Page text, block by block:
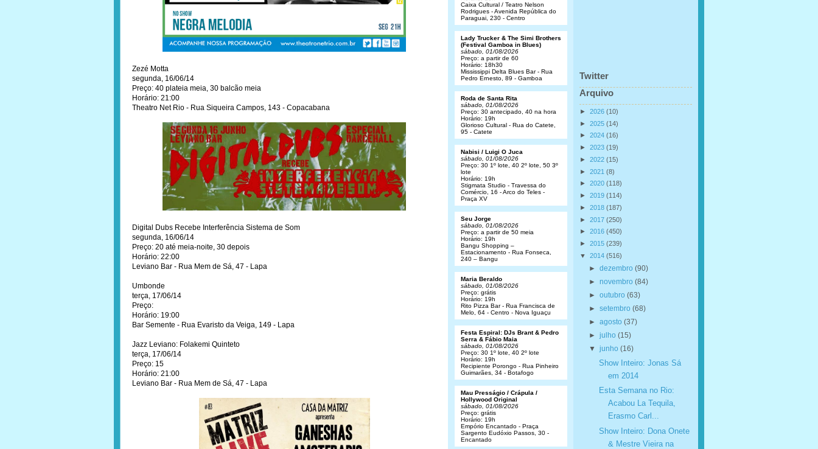
Zezé Motta
segunda, 16/06/14
Preço: 40 plateia meia, 30 balcão meia
Horário: 21:00
Theatro Net Rio - Rua Siqueira Campos, 143 - Copacabana
Digital Dubs Recebe Interferência Sistema de Som
segunda, 16/06/14
Preço: 20 até meia-noite, 30 depois
Horário: 22:00
Leviano Bar - Rua Mem de Sá, 47 - Lapa
Umbonde
terça, 17/06/14
Preço:
Horário: 19:00
Bar Semente - Rua Evaristo da Veiga, 149 - Lapa
Jazz Leviano: Folakemi Quinteto
terça, 17/06/14
Preço: 15
Horário: 21:00
Leviano Bar - Rua Mem de Sá, 47 - Lapa
Twitter
Arquivo
► 2026 (10)
► 2025 (14)
► 2024 (16)
► 2023 (19)
► 2022 (15)
► 2021 (8)
► 2020 (118)
► 2019 (114)
► 2018 (187)
► 2017 (250)
► 2016 (450)
► 2015 (239)
▼ 2014 (516)
► dezembro (90)
► novembro (84)
► outubro (63)
► setembro (68)
► agosto (37)
► julho (15)
▼ junho (16)
Show Inteiro: Jonas Sá
em 2014
Esta Semana no Rio:
Acabou La Tequila,
Erasmo Carl...
Show Inteiro: Dona Onete
& Mestre Vieira na
Caixa Cultural / Teatro Nelson
Rodrigues - Avenida República do
Paraguai, 230 - Centro
Lady Trucker & The Simi Brothers
(Festival Gamboa in Blues)
sábado, 01/08/2026
Preço: a partir de 60
Horário: 18h30
Mississippi Delta Blues Bar - Rua
Pedro Ernesto, 89 - Gamboa
Roda de Santa Rita
sábado, 01/08/2026
Preço: 30 antecipado, 40 na hora
Horário: 19h
Glorioso Cultural - Rua do Catete,
95 - Catete
Nabisi / Luigi O Juca
sábado, 01/08/2026
Preço: 30 1º lote, 40 2º lote, 50 3º
lote
Horário: 19h
Stigmata Studio - Travessa do
Comércio, 16 - Arco do Teles -
Praça XV
Seu Jorge
sábado, 01/08/2026
Preço: a partir de 50 meia
Horário: 19h
Bangu Shopping –
Estacionamento - Rua Fonseca,
240 – Bangu
Maria Beraldo
sábado, 01/08/2026
Preço: grátis
Horário: 19h
Rito Pizza Bar - Rua Francisca de
Melo, 64 - Centro - Nova Iguaçu
Festa Espiral: DJs Brant & Pedro
Serra & Fábio Maia
sábado, 01/08/2026
Preço: 30 1º lote, 40 2º lote
Horário: 19h
Recipiente Porongo - Rua Pinheiro
Guimarães, 34 - Botafogo
Mau Presságio / Crápula /
Hollywood Original
sábado, 01/08/2026
Preço: grátis
Horário: 19h
Empório Encantado - Praça
Sargento Eudóxio Passos, 30 -
Encantado